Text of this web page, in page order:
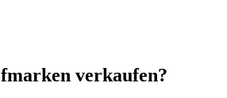
verkaufen?